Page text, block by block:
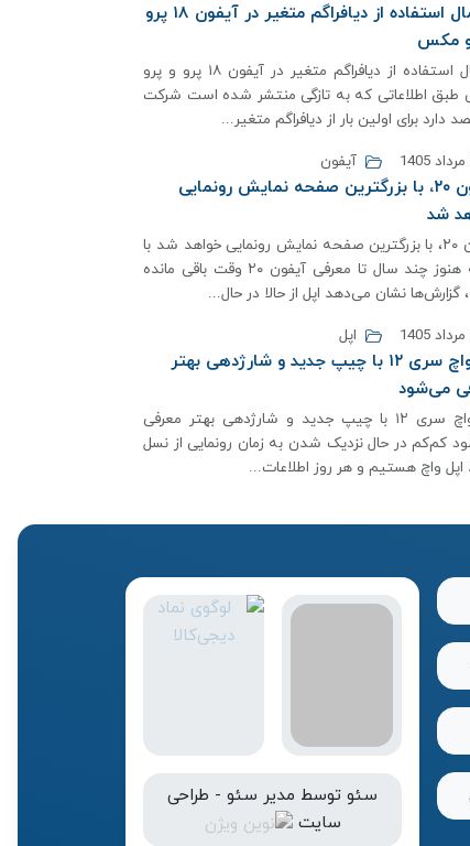
احتمال استفاده از دیافراگم متغیر در آیفون ۱۸ پرو
مکس
احتمال استفاده از دیافراگم متغیر در آیفون ۱۸ پرو و پرو
اطلاعاتی که به تازگی منتشر شده است شرکت
دارد برای اولین بار از دیافراگم متغیر...
آیفون
آیفون ۲۰، با بزرگترین صفحه نمایش رونمایی
شد
آیفون ۲۰، با بزرگترین صفحه نمایش رونمایی خواهد شد با
اینکه هنوز چند سال تا معرفی آیفون ۲۰ وقت باقی مانده
گزارش‌ها نشان می‌دهد اپل از حالا در حال...
اپل
اپل واچ سری ۱۲ با چیپ جدید و شارژدهی بهتر
می‌شود
اپل واچ سری ۱۲ با چیپ جدید و شارژدهی بهتر معرفی
کم‌کم در حال نزدیک شدن به زمان رونمایی از نسل
اپل واچ هستیم و هر روز اطلاعات...
سئو توسط مدیر سئو - طراحی
سایت